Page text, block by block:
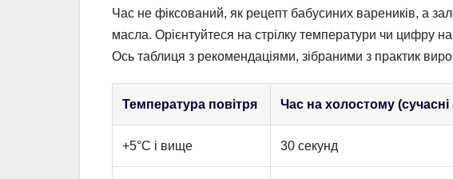
Час не фіксований, як рецепт бабусиних вареників, а
масла. Орієнтуйтеся на стрілку температури чи цифру
Ось таблиця з рекомендаціями, зібраними з практик
Температура повітря Час на холостому (сучасні
+5°C і вище 30 секунд